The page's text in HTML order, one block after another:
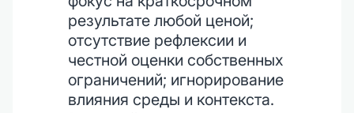
результате любой ценой;
отсутствие рефлексии и
честной оценки собственных
ограничений; игнорирование
влияния среды и контекста.